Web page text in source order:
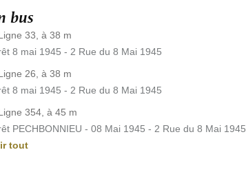
bus
33, à 38 m
8 mai 1945 - 2 Rue du 8 Mai 1945
26, à 38 m
8 mai 1945 - 2 Rue du 8 Mai 1945
354, à 45 m
PECHBONNIEU - 08 Mai 1945 - 2 Rue du 8 Mai 1945
tout